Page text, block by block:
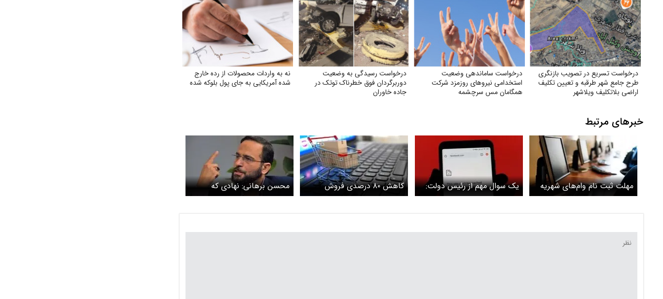
درخواست تسریع در تصویب بازنگری
طرح جامع شهر طرقبه و تعیین تکلیف
اراضی بلاتکلیف ویلاشهر
درخواست ساماندهی وضعیت
استخدامی نیروهای روزمزد شرکت
همگامان مس سرچشمه
درخواست رسیدگی به وضعیت
دوربرگردان فوق‌ خطرناک توتک در
جاده خاوران
نه به واردات محصولات از رده خارج
شده آمریکایی به جای پول بلوکه شده
خبرهای مرتبط
مهلت ثبت نام وام‌های شهریه
امروز۱۶ اردیبهشت به پایان
یک سوال مهم از رئیس دولت:
اگر اینترنت به خاطر مصالح
کاهش ۸۰ درصدی فروش
آنلاین در کشور
محسن برهانی: نهادی که
اینترنت را قطع کرده باید